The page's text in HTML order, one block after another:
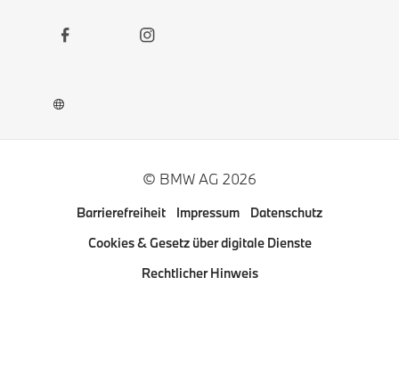
Links
© BMW AG 2026
Barrierefreiheit Impressum
Datenschutz
Cookies & Gesetz über digitale Dienste
Rechtlicher Hinweis